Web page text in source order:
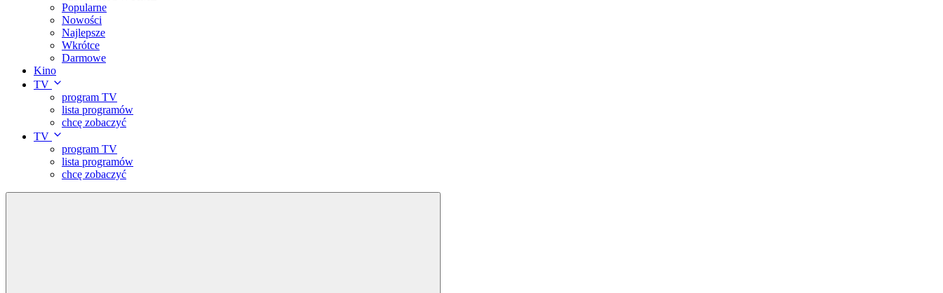
Popularne
Nowości
Najlepsze
Wkrótce
Darmowe
Kino
TV
program TV
lista programów
chcę zobaczyć
TV
program TV
lista programów
chcę zobaczyć